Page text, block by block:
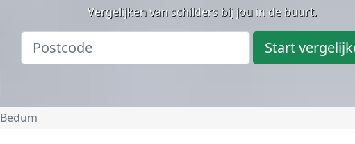
Vergelijken van schilders bij jou in de buurt.
Start
Bedum